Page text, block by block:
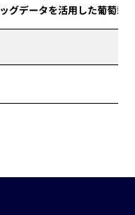
グデータを活用した葡萄栽